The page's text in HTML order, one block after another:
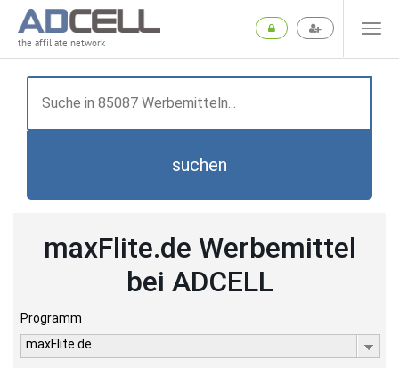
the affiliate network
suchen
maxFlite.de Werbemittel
bei ADCELL
Programm
maxFlite.de